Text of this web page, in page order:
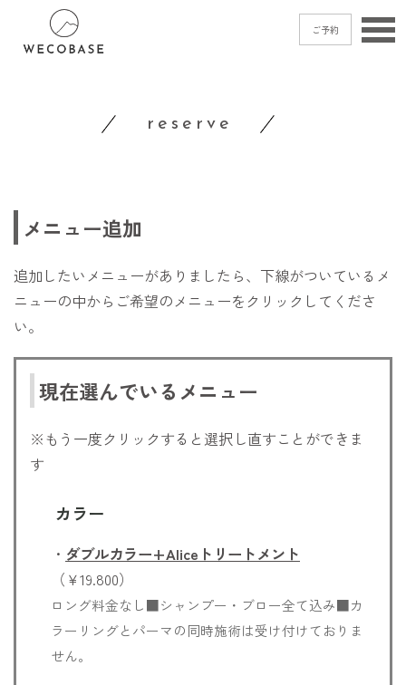
ご予約
contact
reserve
メニュー追加
追加したいメニューがありましたら、下線がついているメ
ニューの中からご希望のメニューをクリックしてくださ
い。
現在選んでいるメニュー
※もう一度クリックすると選択し直すことができま
す
カラー
・ ダブルカラー+Aliceトリートメント
（￥19.800）
ロング料金なし■シャンプー・ブロー全て込み■カ
ラーリングとパーマの同時施術は受け付けておりま
せん。